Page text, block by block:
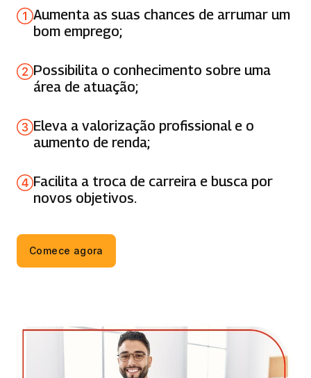
ENGENHARIA DE SOFTWARE
66 horas
ENTREGA E SUPORTE EM TI
66 horas
GERENCIAMENTO DE PROJETOS
66 horas
GOVERNANÇA CORPORATIVA, RISCO E
COMPLIANCE
GOVERNANÇA DE TI COM ITIL
66 horas
MODELAGEM DE SISTEMAS EM UML
Aumenta as suas chances de arrumar um
bom emprego;
Possibilita o conhecimento sobre uma
área de atuação;
Eleva a valorização profissional e o
aumento de renda;
Facilita a troca de carreira e busca por
novos objetivos.
Comece agora